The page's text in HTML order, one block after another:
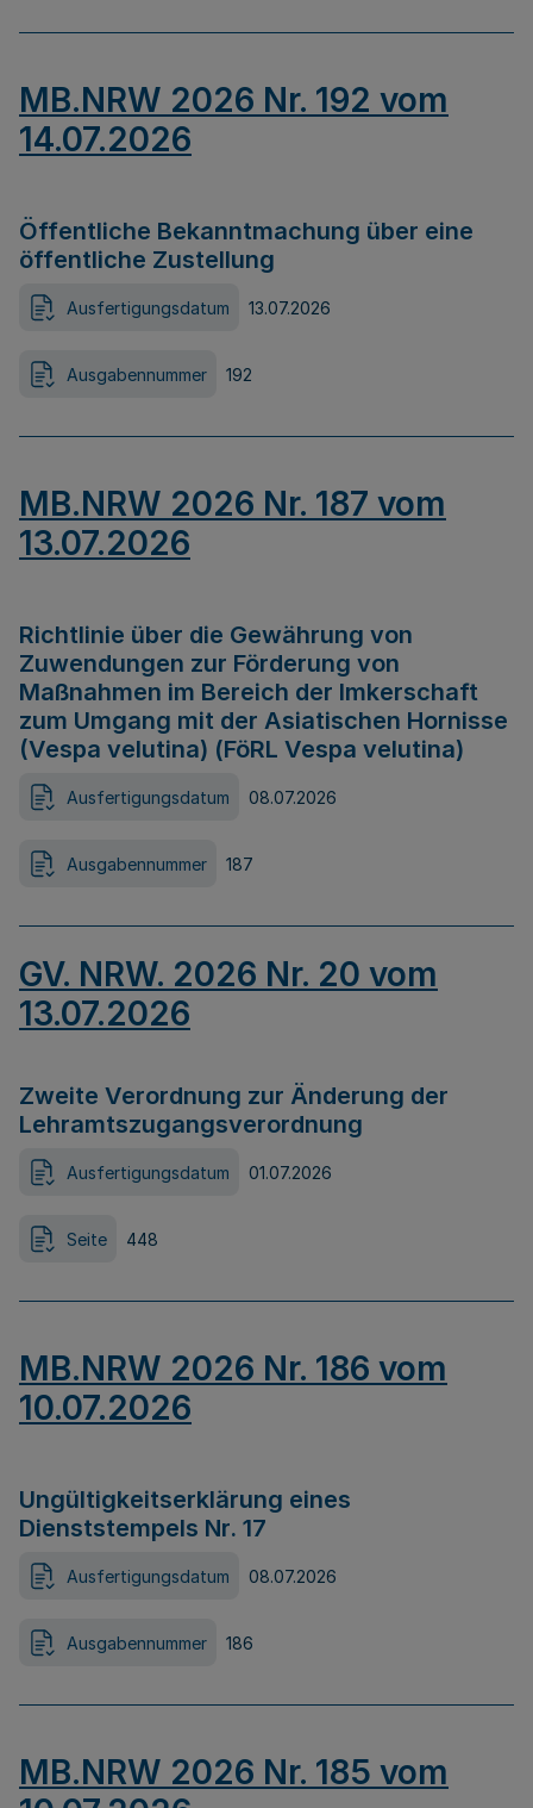
MB.NRW 2026 Nr. 192 vom
14.07.2026
Öffentliche Bekanntmachung über eine
öffentliche Zustellung
Ausfertigungsdatum 13.07.2026
Ausgabennummer 192
MB.NRW 2026 Nr. 187 vom
13.07.2026
Richtlinie über die Gewährung von
Zuwendungen zur Förderung von
Maßnahmen im Bereich der Imkerschaft
zum Umgang mit der Asiatischen Hornisse
(Vespa velutina) (FöRL Vespa velutina)
Ausfertigungsdatum 08.07.2026
Ausgabennummer 187
GV. NRW. 2026 Nr. 20 vom
13.07.2026
Zweite Verordnung zur Änderung der
Lehramtszugangsverordnung
Ausfertigungsdatum 01.07.2026
Seite 448
MB.NRW 2026 Nr. 186 vom
10.07.2026
Ungültigkeitserklärung eines
Dienststempels Nr. 17
Ausfertigungsdatum 08.07.2026
Ausgabennummer 186
MB.NRW 2026 Nr. 185 vom